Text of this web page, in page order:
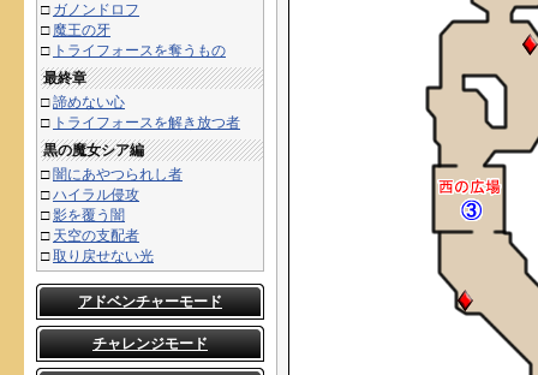
□ ガノンドロフ
□ 魔王の牙
□ トライフォースを奪うもの
最終章
□諦めない心
□ トライフォースを解き放つ者
黒の魔女シア編
□ 闇にあやつられし者
□ハイラル侵攻
□影を覆う闇
□ 天空の支配者
□取り戻せない光
アドベンチャーモード
チャレンジモード